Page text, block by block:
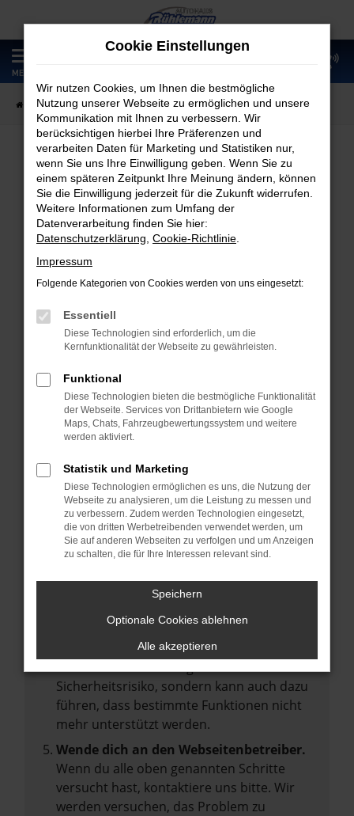
Zum
Hauptinhalt
springen
MENÜ
Startseite Fahrzeugangebote Fahrzeugmarkt
Fahrzeugmarkt
Fehler: Network Error
Beim Laden ist ein Fehler aufgetreten.
Hier sind ein paar Tipps, die dir helfen können:
Überprüfe deine Firewall und deine
Laden andere Webseiten, zum Beispiel
deine Suchmaschine?
Prüfe deine Browsererweiterungen.
Manche Erweiterungen, wie Werbeblocker,
können das Laden bestimmter Seiten
verhindern. Funktioniert die Seite in einem
anderen Browser oder in einem privaten
Fenster?
Starte dein Gerät neu.
vorübergehende Probleme zu beheben.
Betriebssystem auf dem neuesten Stand
Veraltete Software birgt nicht nur ein
Sicherheitsrisiko, sondern kann auch dazu
führen, dass bestimmte Funktionen nicht
mehr unterstützt werden.
Wende dich an den Webseitenbetreiber.
Wenn du alle oben genannten Schritte
versucht hast, kontaktiere uns bitte. Wir
werden versuchen, das Problem zu
Cookie Einstellungen
Wir nutzen Cookies, um Ihnen die bestmögliche
Nutzung unserer Webseite zu ermöglichen und unsere
Kommunikation mit Ihnen zu verbessern. Wir
berücksichtigen hierbei Ihre Präferenzen und
verarbeiten Daten für Marketing und Statistiken nur,
wenn Sie uns Ihre Einwilligung geben. Wenn Sie zu
einem späteren Zeitpunkt Ihre Meinung ändern, können
Sie die Einwilligung jederzeit für die Zukunft widerrufen.
Weitere Informationen zum Umfang der
Datenverarbeitung finden Sie hier:
Datenschutzerklärung Cookie-Richtlinie
Impressum
Folgende Kategorien von Cookies werden von uns eingesetzt:
Essentiell
Diese Technologien sind erforderlich, um die
Kernfunktionalität der Webseite zu gewährleisten.
Funktional
Diese Technologien bieten die bestmögliche Funktionalität
der Webseite. Services von Drittanbietern wie Google
Maps, Chats, Fahrzeugbewertungssystem und weitere
werden aktiviert.
Statistik und Marketing
Diese Technologien ermöglichen es uns, die Nutzung der
Webseite zu analysieren, um die Leistung zu messen und
zu verbessern. Zudem werden Technologien eingesetzt,
die von dritten Werbetreibenden verwendet werden, um
Sie auf anderen Webseiten zu verfolgen und um Anzeigen
zu schalten, die für Ihre Interessen relevant sind.
Speichern
Optionale Cookies ablehnen
Alle akzeptieren